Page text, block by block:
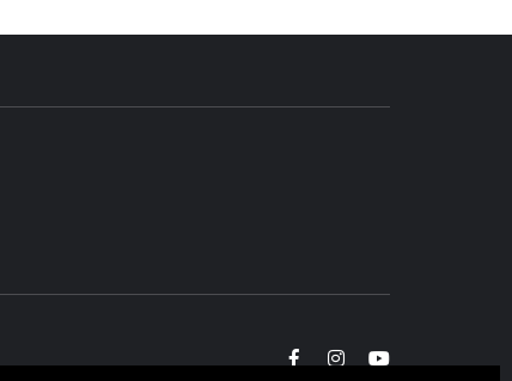
FacebookInstagram
youtube